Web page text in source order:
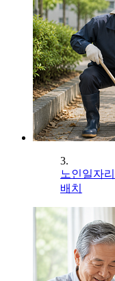
3.
노인일자
배치